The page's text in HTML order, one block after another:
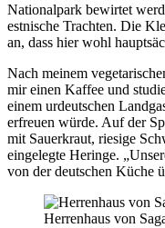
Nationalpark bewirtet
estnische Trachten. Die
an, dass hier wohl
Nach meinem
mir einen Kaffee und
einem urdeutschen
erfreuen würde. Auf der
mit Sauerkraut, riesige
eingelegte Heringe.
von der deutschen Küche
Herrenhaus von